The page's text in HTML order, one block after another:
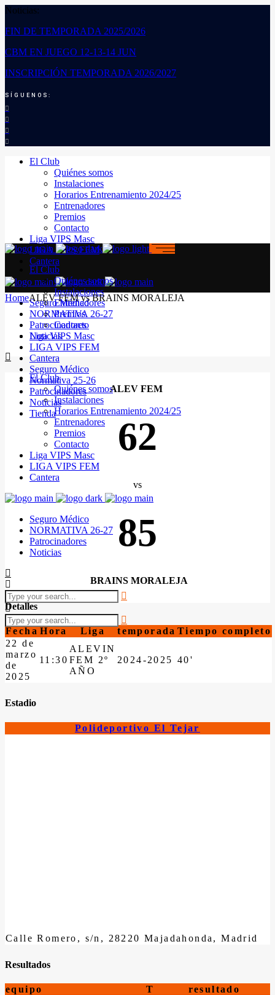
Noticias:
FIN DE TEMPORADA 2025/2026
CBM EN JUEGO 12-13-14 JUN
INSCRIPCIÓN TEMPORADA 2026/2027
SÍGUENOS:
El Club
Quiénes somos
Instalaciones
Horarios Entrenamiento 2024/25
Entrenadores
Premios
Contacto
Liga VIPS Masc
LIGA VIPS FEM
Cantera
Seguro Médico
NORMATIVA 26-27
Patrocinadores
Noticias
El Club
Quiénes somos
Instalaciones
Horarios Entrenamiento 2024/25
Entrenadores
Premios
Contacto
Liga VIPS Masc
LIGA VIPS FEM
Cantera
Seguro Médico
NORMATIVA 26-27
Patrocinadores
Noticias
El Club
Quiénes somos
Instalaciones
Entrenadores
Premios
Contacto
Liga VIPS Masc
LIGA VIPS FEM
Cantera
Seguro Médico
Normativa 25-26
Patrocinadores
Noticias
Tienda
HomeALEV FEM vs BRAINS MORALEJA
ALEV FEM
62
vs
85
BRAINS MORALEJA
Detalles
Fecha Hora Liga temporada Tiempo completo
22 de
marzo
de
2025
11:30
ALEVIN
FEM 2º
AÑO
2024-2025 40'
Estadio
Polideportivo El Tejar
Calle Romero, s/n, 28220 Majadahonda, Madrid
Resultados
equipo T
resultado